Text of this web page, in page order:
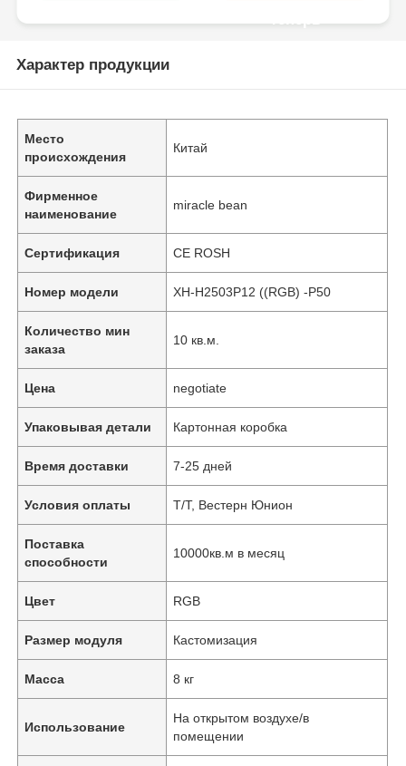
Характер продукции
Место
происхождения
Китай
Фирменное
наименование
miracle bean
Сертификация CE ROSH
Номер модели XH-H2503P12 ((RGB) -P50
Количество мин
заказа
10 кв.м.
Цена negotiate
Упаковывая детали Картонная коробка
Время доставки 7-25 дней
Условия оплаты Т/Т, Вестерн Юнион
Поставка
способности
10000кв.м в месяц
Цвет RGB
Размер модуля Кастомизация
Масса 8 кг
Использование
На открытом воздухе/в
помещении